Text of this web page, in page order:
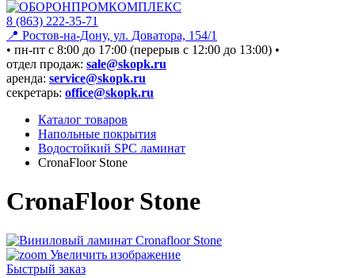
8 (863) 222-35-71
📍 Ростов-на-Дону, ул. Доватора, 154/1
• пн-пт c 8:00 до 17:00 (перерыв с 12:00 до 13:00) •
отдел продаж: sale@skopk.ru
аренда: service@skopk.ru
секретарь: office@skopk.ru
Каталог товаров
Напольные покрытия
Водостойкий SPC ламинат
CronaFloor Stone
CronaFloor Stone
Увеличить изображение
Быстрый заказ